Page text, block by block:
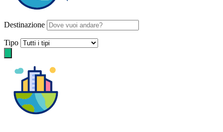
Destinazione
Tipo